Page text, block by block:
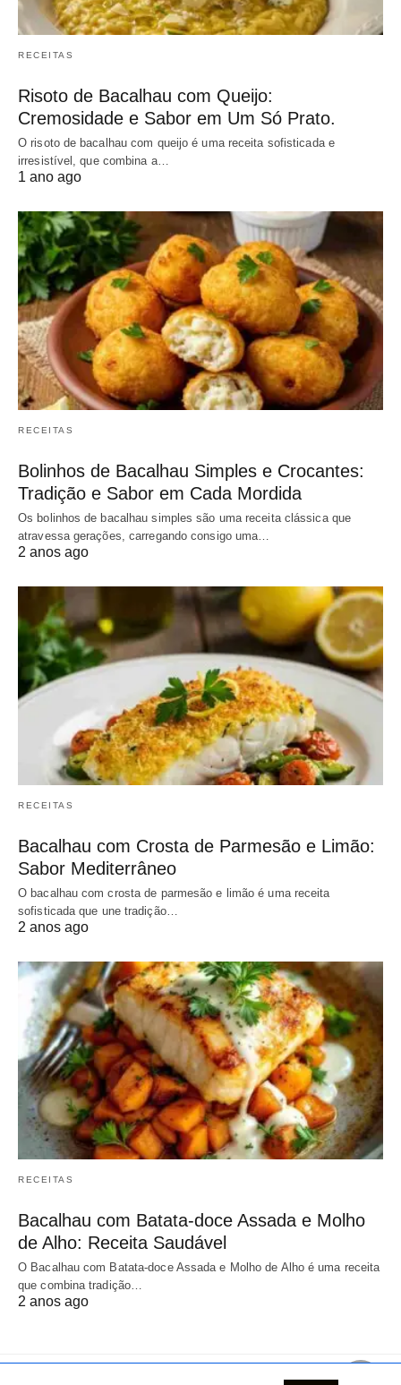
RECEITAS
Risoto de Bacalhau com Queijo:
Cremosidade e Sabor em Um Só Prato.
O risoto de bacalhau com queijo é uma receita sofisticada e
irresistível, que combina a…
1 ano ago
RECEITAS
Bolinhos de Bacalhau Simples e Crocantes:
Tradição e Sabor em Cada Mordida
Os bolinhos de bacalhau simples são uma receita clássica que
atravessa gerações, carregando consigo uma…
2 anos ago
RECEITAS
Bacalhau com Crosta de Parmesão e Limão:
Sabor Mediterrâneo
O bacalhau com crosta de parmesão e limão é uma receita
sofisticada que une tradição…
2 anos ago
RECEITAS
Bacalhau com Batata-doce Assada e Molho
de Alho: Receita Saudável
O Bacalhau com Batata-doce Assada e Molho de Alho é uma receita
que combina tradição…
2 anos ago